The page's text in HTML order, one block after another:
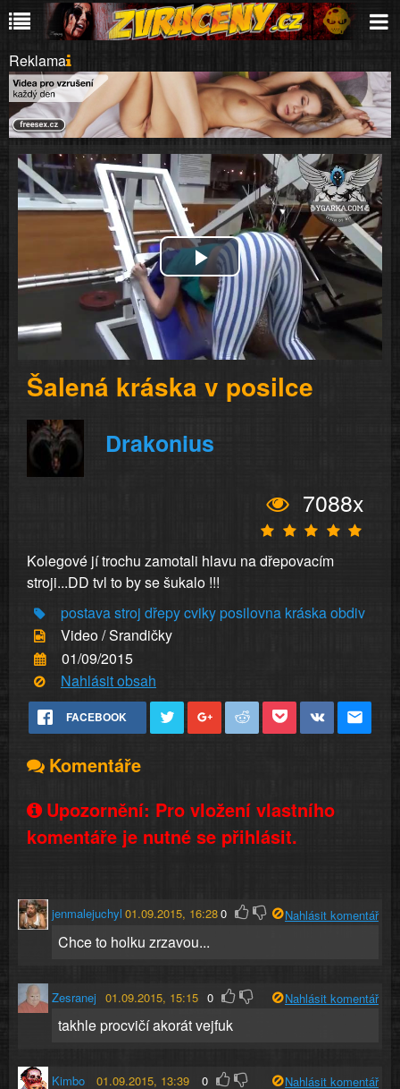
Reklama
Play
Video
Šalená kráska v posilce
Drakonius
7088x
Kolegové jí trochu zamotali hlavu na dřepovacím
stroji...DD tvl to by se šukalo !!!
postavastroj dřepycvikyposilovna kráskaobdiv
Video / Srandičky
01/09/2015
Nahlásit obsah
FACEBOOK
Komentáře
Upozornění: Pro vložení vlastního
komentáře je nutné se přihlásit.
jenmalejuchyl 01.09.2015, 16:280 Nahlásit komentář
Chce to holku zrzavou...
Zesranej 01.09.2015, 15:15 0 Nahlásit komentář
takhle procvičí akorát vejfuk
Kimbo 01.09.2015, 13:39 0 Nahlásit komentář